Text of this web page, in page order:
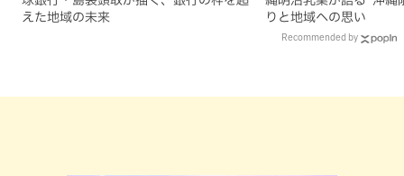
えた地域の未来
りと地域への思い
Recommended by